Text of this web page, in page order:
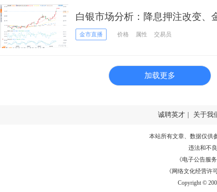
白银市场分析：降息押注改变、
金市直播 价格 属性 交易员
加载更多
诚聘英才 关于我
本站所有文章、数据仅供
违法和不
《电子公告服务
《网络文化经营许
Copyright ©